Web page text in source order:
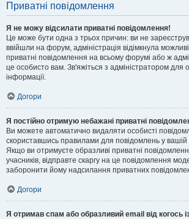
Приватні повідомлення
Я не можу відсилати приватні повідомлення!
Це може бути одна з трьох причин: ви не
ввійшли на форум, адміністрація відімкнула
приватні повідомлення на всьому форумі або ж
це особисто вам. Зв'яжіться з адміністратором для
інформації.
Догори
Я постійно отримую небажані приватні
Ви можете автоматично видаляти особисті
скориставшись правилами для повідомлень у
Якщо ви отримуєте образливі приватні
учасників, відправте скаргу на це повідомлення
заборонити йому надсилання приватних
Догори
Я отримав спам або образливий email від когось